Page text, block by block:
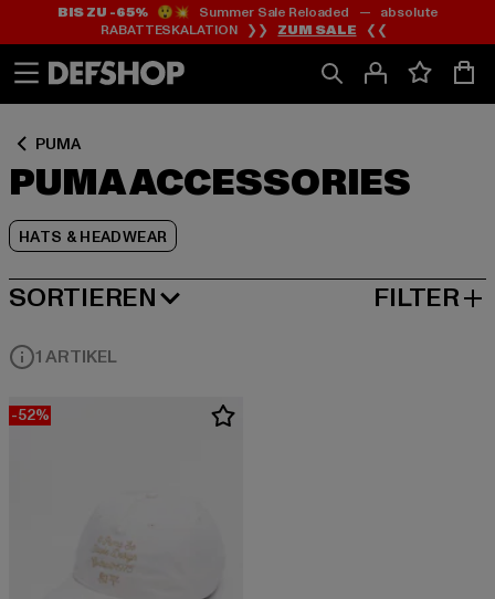
Zum
Inhalt
springen
Zum
Fußzeile
springen
BIS ZU -65%😲💥 Summer Sale Reloaded — absolute
RABATTESKALATION ❯❯ ZUM SALE ❮❮
PUMA
PUMA ACCESSORIES
HATS & HEADWEAR
Zum
Produktraster
springen
SORTIEREN
BELIEBTESTE FILTER
1 ARTIKEL
-52%